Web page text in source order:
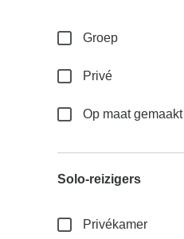
Groep
Privé
Op maat gemaakt
Solo-reizigers
Privékamer